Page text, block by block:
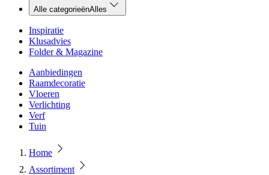
Alle categorieënAlles
Inspiratie
Klusadvies
Folder & Magazine
Aanbiedingen
Raamdecoratie
Vloeren
Verlichting
Verf
Tuin
Home
Assortiment